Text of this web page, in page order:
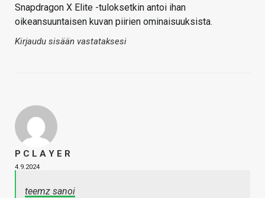
Snapdragon X Elite -tuloksetkin antoi ihan
oikeansuuntaisen kuvan piirien ominaisuuksista.
Kirjaudu sisään vastataksesi
P C L A Y E R
4.9.2024
teemz sanoi